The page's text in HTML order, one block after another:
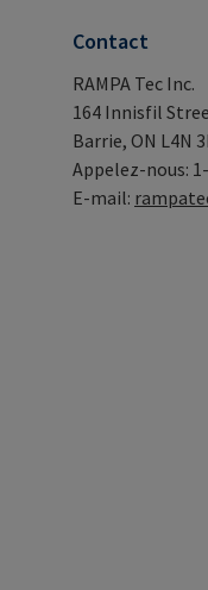
Contact
RAMPA Tec Inc.
164 Innisfil
Barrie, ON L4N
Appelez-nous:
E-mail: